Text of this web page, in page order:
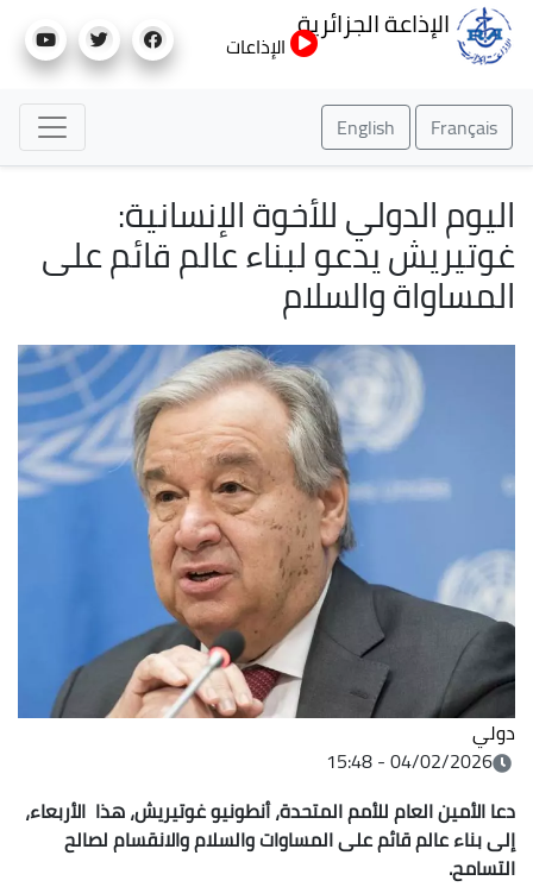
إلى
الإذاعة الجزائرية
الإذاعات
Français
English
اليوم الدولي للأخوة الإنسانية:
غوتيريش يدعو لبناء عالم قائم على
المساواة والسلام
دولي
04/02/2026 - 15:48
دعا الأمين العام للأمم المتحدة، أنطونيو غوتيريش، هذا الأربعاء،
إلى بناء عالم قائم على المساوات والسلام والانقسام لصالح
التسامح.